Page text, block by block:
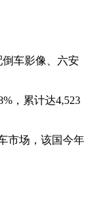
车影像、六安
，累计达4,523
市场，该国今年